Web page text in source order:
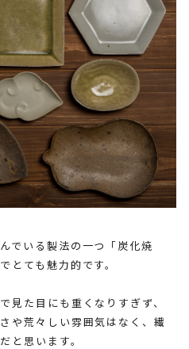
でいる製法の一つ「炭化焼
とても魅力的です。
見た目にも重くなりすぎず、
や荒々しい雰囲気はなく、繊
と思います。